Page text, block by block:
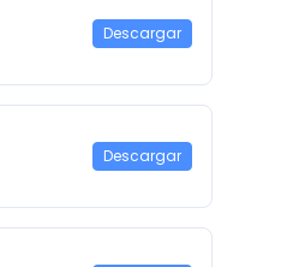
Descargar
Descargar